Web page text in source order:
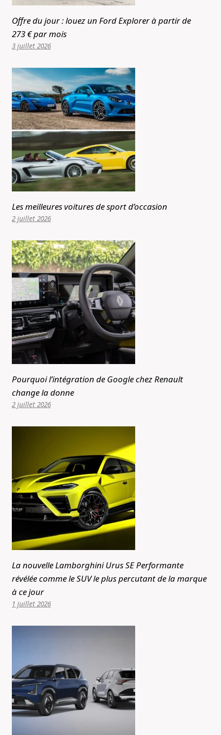
Offre du jour : louez un Ford Explorer à partir de
273 € par mois
3 juillet 2026
Les meilleures voitures de sport d’occasion
2 juillet 2026
Pourquoi l’intégration de Google chez Renault
change la donne
2 juillet 2026
La nouvelle Lamborghini Urus SE Performante
révélée comme le SUV le plus percutant de la marque
à ce jour
1 juillet 2026